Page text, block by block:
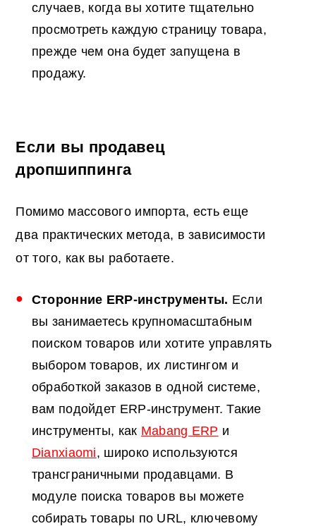
случаев, когда вы хотите тщательно
просмотреть каждую страницу товара,
прежде чем она будет запущена в
продажу.
Если вы продавец
дропшиппинга
Помимо массового импорта, есть еще
два практических метода, в зависимости
от того, как вы работаете.
Сторонние ERP-инструменты. Если
вы занимаетесь крупномасштабным
поиском товаров или хотите управлять
выбором товаров, их листингом и
обработкой заказов в одной системе,
вам подойдет ERP-инструмент. Такие
инструменты, как Mabang ERP и
Dianxiaomi, широко используются
трансграничными продавцами. В
модуле поиска товаров вы можете
собирать товары по URL, ключевому